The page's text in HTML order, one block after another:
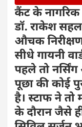
कैंट के
डॉ. राकेश
औचक निरीक्षण
सीधे गायनी
पहले तो
पूछा की कोई
है। स्टाफ ने तो
के दौरान जैसे